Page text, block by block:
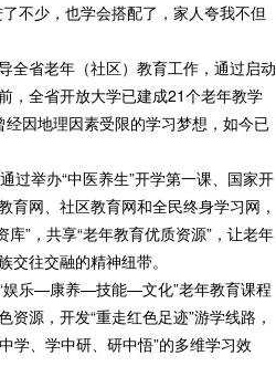
不少，也学会搭配了，家人夸我不但
省老年（社区）教育工作，通过启动
，全省开放大学已建成21个老年教学
因地理因素受限的学习梦想，如今已
过举办“中医养生”开学第一课、国家开
育网、社区教育网和全民终身学习网，
”，共享“老年教育优质资源”，让老年
往交融的精神纽带。
娱乐—康养—技能—文化”老年教育课程
源，开发“重走红色足迹”游学线路，
学、学中研、研中悟”的多维学习效